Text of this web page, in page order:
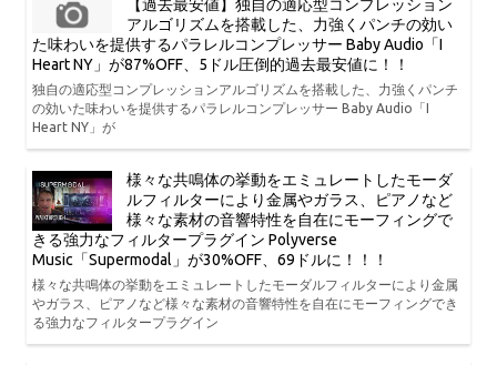
【過去最安値】独自の適応型コンプレッション
アルゴリズムを搭載した、力強くパンチの効い
た味わいを提供するパラレルコンプレッサー Baby Audio「I
Heart NY」が87%OFF、5ドル圧倒的過去最安値に！！
独自の適応型コンプレッションアルゴリズムを搭載した、力強くパンチ
の効いた味わいを提供するパラレルコンプレッサー Baby Audio「I
Heart NY」が
様々な共鳴体の挙動をエミュレートしたモーダ
ルフィルターにより金属やガラス、ピアノなど
様々な素材の音響特性を自在にモーフィングで
きる強力なフィルタープラグイン Polyverse
Music「Supermodal」が30%OFF、69ドルに！！！
様々な共鳴体の挙動をエミュレートしたモーダルフィルターにより金属
やガラス、ピアノなど様々な素材の音響特性を自在にモーフィングでき
る強力なフィルタープラグイン